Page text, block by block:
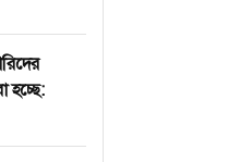
হচ্ছে: